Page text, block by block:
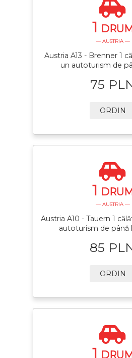
1
— AUSTRIA —
Austria A13 - Brenner 1
un autoturism de
75
ORDIN
1
— AUSTRIA —
Austria A10 - Tauern 1
autoturism de până
85
ORDIN
1